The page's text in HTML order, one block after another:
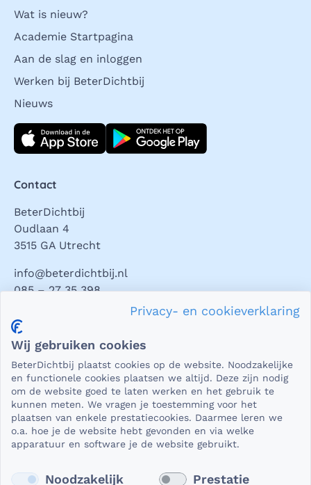
Wat is nieuw?
Academie Startpagina
Aan de slag en inloggen
Werken bij BeterDichtbij
Nieuws
Download direct
Contact
BeterDichtbij
Oudlaan 4
3515 GA Utrecht
info@beterdichtbij.nl
085 – 27 35 398
Privacy en veiligheid
essentieel dat die beveiligd worden uitgewisseld. En dat
die gegevens niet in verkeerde handen vallen. Daar kun je
op rekenen bij BeterDichtbij.
Lees verder
Privacy- en cookieverklaring
Wij gebruiken cookies
BeterDichtbij plaatst cookies op de website. Noodzakelijke
en functionele cookies plaatsen we altijd. Deze zijn nodig
om de website goed te laten werken en het gebruik te
kunnen meten. We vragen je toestemming voor het
plaatsen van enkele prestatiecookies. Daarmee leren we
o.a. hoe je de website hebt gevonden en via welke
apparatuur en software je de website gebruikt.
Noodzakelijk Prestatie